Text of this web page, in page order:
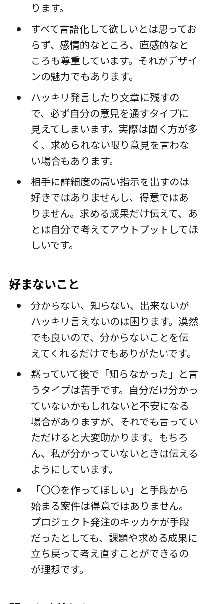
ります。
すべて言語化して欲しいとは思ってお
らず、感情的なところ、直感的なと
ころも尊重しています。それがデザイ
ンの魅力でもあります。
ハッキリ発言したり文章に残すの
で、必ず自分の意見を通すタイプに
見えてしまいます。実際は聞く方が多
く、求められない限り意見を言わな
い場合もあります。
相手に詳細度の高い指示を出すのは
好きではありませんし、得意ではあ
りません。求める成果だけ伝えて、あ
とは自分で考えてアウトプットしてほ
しいです。
好まないこと
分からない、知らない、出来ないが
ハッキリ言えないのは困ります。漠然
でも良いので、分からないことを伝
えてくれるだけでもありがたいです。
黙っていて後で「知らなかった」と言
うタイプは苦手です。自分だけ分かっ
ていないかもしれないと不安になる
場合がありますが、それでも言ってい
ただけると大変助かります。もちろ
ん、私が分かっていないときは伝える
ようにしています。
「〇〇を作ってほしい」と手段から
始まる案件は得意ではありません。
プロジェクト発注のキッカケが手段
だったとしても、課題や求める成果に
立ち戻って考え直すことができるの
が理想です。